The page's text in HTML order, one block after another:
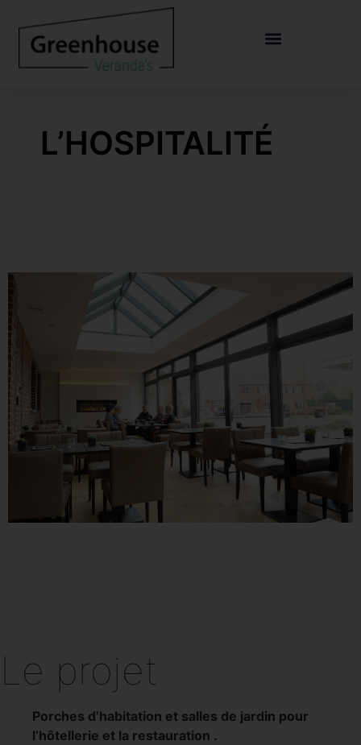
L’HOSPITALITÉ
Le projet
Porches d’habitation et salles de jardin pour
l’hôtellerie et la restauration .